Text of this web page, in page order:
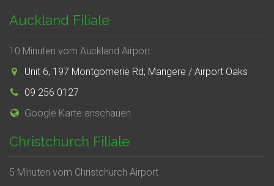
Auckland Filiale
10 Minuten vom Auckland Airport
Unit 6, 197 Montgomerie Rd, Mangere / Airport Oaks
09 256 0127
Google Karte anschauen
Christchurch Filiale
5 Minuten vom Christchurch Airport